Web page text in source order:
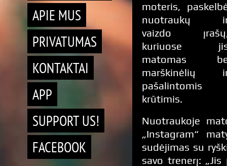
APIE MUS
PRIVATUMAS
KONTAKTAI
APP
SUPPORT US!
FACEBOOK
moteris,
nuotraukų
vaizdo
kuriuose
matomas
marškinėlių
pašalintomis
krūtimis.
Nuotraukoje
„Instagram“
sudėjimas su
savo trenerį: